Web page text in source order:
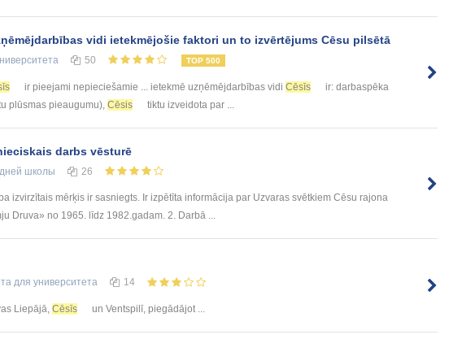
vidi ietekmējošie faktori un to izvērtējums Cēsu pilsētā
50 TOP 500
ir pieejami nepieciešamie ... ietekmē uzņēmējdarbības vidi Cēsīs
ir: darbaspēka
plūsmas pieaugumu), Cēsis tiktu izveidota par ...
darbs vēsturē
школы 26
izvirzītais mērķis ir sasniegts. Ir izpētīta informācija par Uzvaras svētkiem Cēsu rajona
Druva» no 1965. līdz 1982.gadam. 2. Darbā ...
для университета 14
Liepājā, Cēsīs un Ventspilī, piegādājot ...